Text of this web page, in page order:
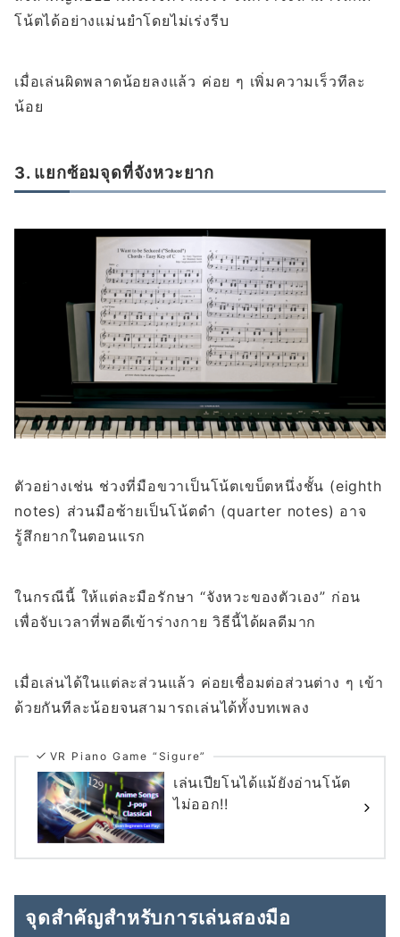
โน้ตได้อย่างแม่นยำโดยไม่เร่งรีบ
เมื่อเล่นผิดพลาดน้อยลงแล้ว ค่อย ๆ เพิ่มความเร็วทีละ
น้อย
3. แยกซ้อมจุดที่จังหวะยาก
ตัวอย่างเช่น ช่วงที่มือขวาเป็นโน้ตเขบ็ตหนึ่งชั้น (eighth
notes) ส่วนมือซ้ายเป็นโน้ตดำ (quarter notes) อาจ
รู้สึกยากในตอนแรก
ในกรณีนี้ ให้แต่ละมือรักษา “จังหวะของตัวเอง” ก่อน
เพื่อจับเวลาที่พอดีเข้าร่างกาย วิธีนี้ได้ผลดีมาก
เมื่อเล่นได้ในแต่ละส่วนแล้ว ค่อยเชื่อมต่อส่วนต่าง ๆ เข้า
ด้วยกันทีละน้อยจนสามารถเล่นได้ทั้งบทเพลง
VR Piano Game “Sigure”
เล่นเปียโนได้แม้ยังอ่านโน้ต
ไม่ออก!!
จุดสำคัญสำหรับการเล่นสองมือ